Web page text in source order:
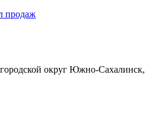
продаж
городской округ Южно-